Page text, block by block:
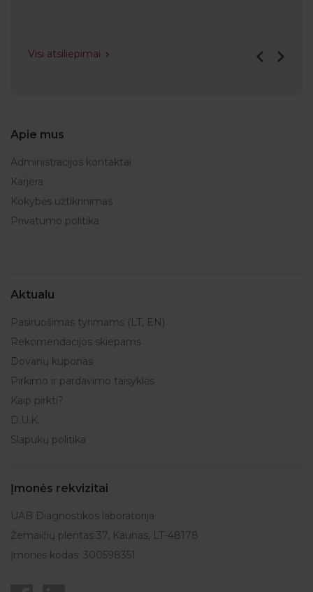
Visi atsiliepimai
Apie mus
Administracijos kontaktai
Karjera
Kokybės užtikrinimas
Privatumo politika
Aktualu
Pasiruošimas tyrimams (LT, EN)
Rekomendacijos skiepams
Dovanų kuponas
Pirkimo ir pardavimo taisyklės
Kaip pirkti?
D.U.K.
Slapukų politika
Įmonės rekvizitai
UAB Diagnostikos laboratorija
Žemaičių plentas 37, Kaunas, LT-48178
Įmonės kodas: 300598351